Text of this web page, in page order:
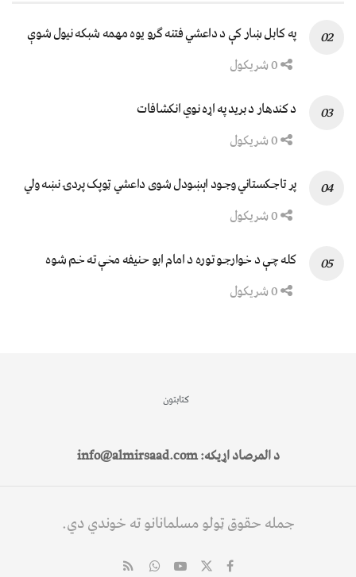
په کابل ښار کې د داعشي فتنه ګرو يوه مهمه شبکه نيول شوې
د کندهار د برید په اړه نوي انکشافات
پر تاجکستاني وجود اېښودل شوی داعشي ټوپک پردۍ نښه ولي
کله چې د خوارجو توره د امام ابو حنیفه مخې ته خم شوه
کتابتون
د المرصاد اړیکه: info@almirsaad.com
جمله حقوق ټولو مسلمانانو ته خوندي دي.